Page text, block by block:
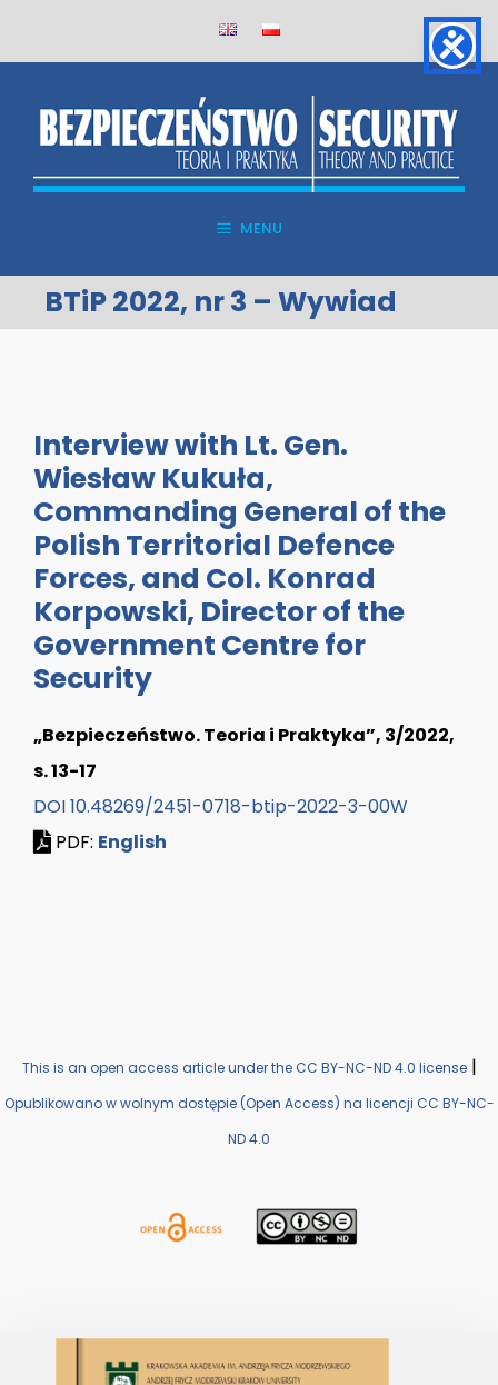
MENU
BTiP 2022, nr 3 – Wywiad
Interview with Lt. Gen.
Wiesław Kukuła,
Commanding General of the
Polish Territorial Defence
Forces, and Col. Konrad
Korpowski, Director of the
Government Centre for
Security
„Bezpieczeństwo. Teoria i Praktyka”, 3/2022,
s. 13-17
DOI 10.48269/2451-0718-btip-2022-3-00W
PDF: English
This is an open access article under the CC BY-NC-ND 4.0 license|
Opublikowano w wolnym dostępie (Open Access) na licencji CC BY-NC-
ND 4.0